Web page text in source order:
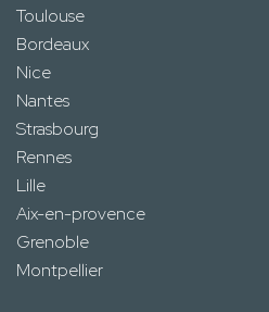
Toulouse
Bordeaux
Nice
Nantes
Strasbourg
Rennes
Lille
Aix-en-provence
Grenoble
Montpellier